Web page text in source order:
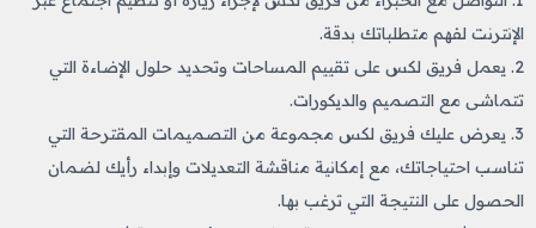
الإنترنت لفهم متطلباتك بدقة.
2. يعمل فريق لكس على تقييم المساحات وتحديد حلول الإضاءة التي
تتماشى مع التصميم والديكورات.
3. يعرض عليك فريق لكس مجموعة من التصميمات المقترحة التي
تناسب احتياجاتك، مع إمكانية مناقشة التعديلات وإبداء رأيك لضمان
الحصول على النتيجة التي ترغب بها.